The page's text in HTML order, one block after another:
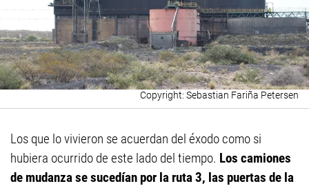
Sebastian Fariña Petersen
Los que lo vivieron se acuerdan del éxodo como si
hubiera ocurrido de este lado del tiempo. Los camiones
de mudanza se sucedían por la ruta 3, las puertas de la